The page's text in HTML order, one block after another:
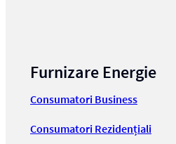
Furnizare Energie
Consumatori Business
Consumatori Rezidențiali